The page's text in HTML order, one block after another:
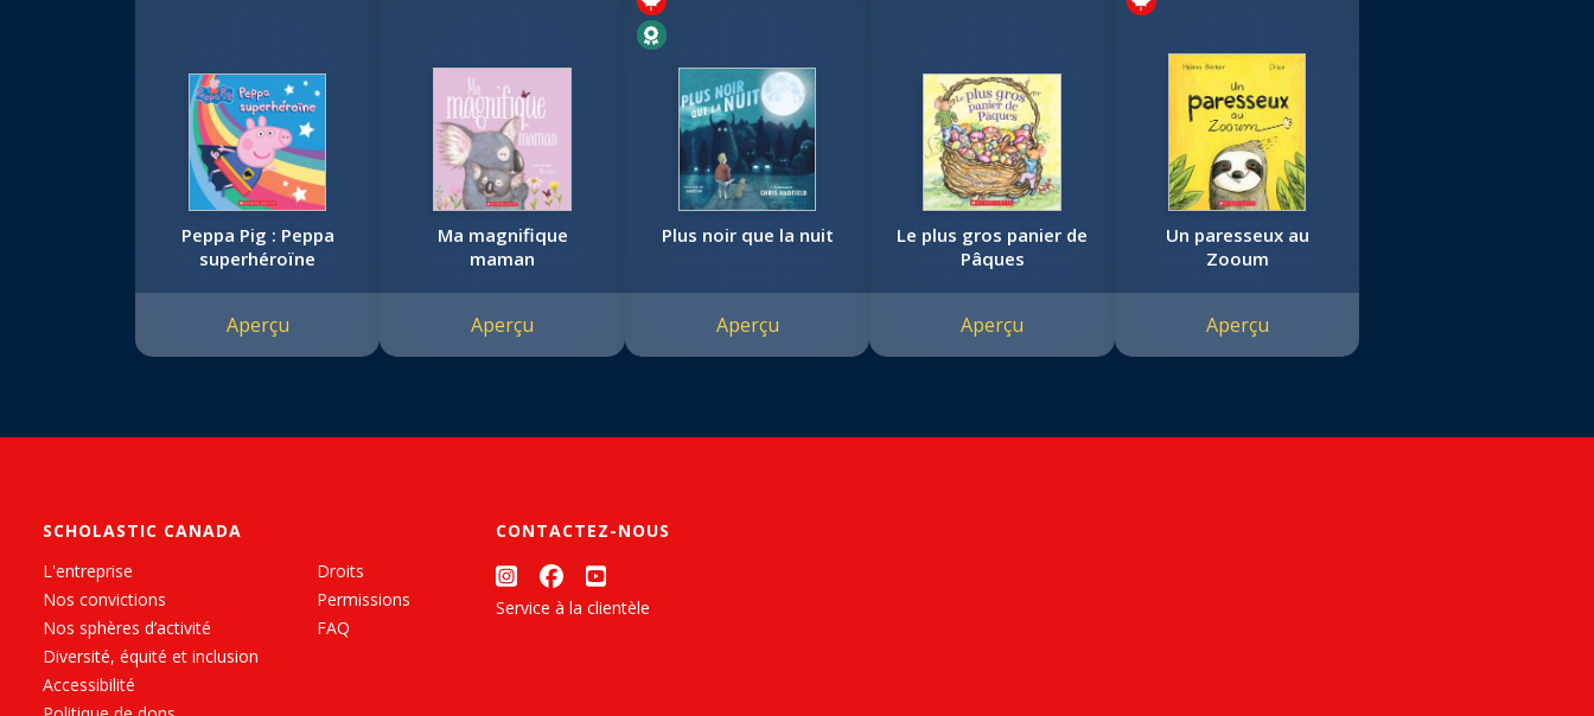
Peppa Pig : Peppa
superhéroïne
Aperçu
Ma magnifique
maman
Aperçu
Plus noir que la nuit
Aperçu
Le plus gros panier de
Pâques
Aperçu
Un paresseux au
Zooum
Aperçu
SCHOLASTIC CANADA
L'entreprise
Nos convictions
Nos sphères d’activité
Diversité, équité et inclusion
Accessibilité
Droits
Permissions
FAQ
CONTACTEZ-NOUS
Service à la clientèle